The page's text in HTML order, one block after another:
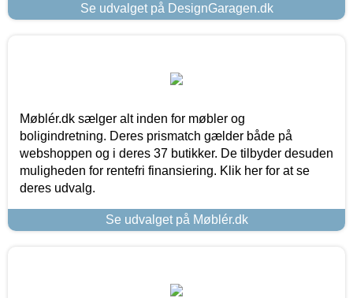
Se udvalget på DesignGaragen.dk
Møblér.dk sælger alt inden for møbler og
boligindretning. Deres prismatch gælder både på
webshoppen og i deres 37 butikker. De tilbyder desuden
muligheden for rentefri finansiering. Klik her for at se
deres udvalg.
Se udvalget på Møblér.dk